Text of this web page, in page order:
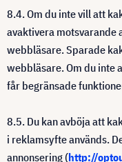
8.4. Om du inte vill att
avaktivera motsvarande
webbläsare. Sparade
webbläsare. Om du inte
får begränsade
8.5. Du kan avböja att
i reklamsyfte används.
annonsering (http://